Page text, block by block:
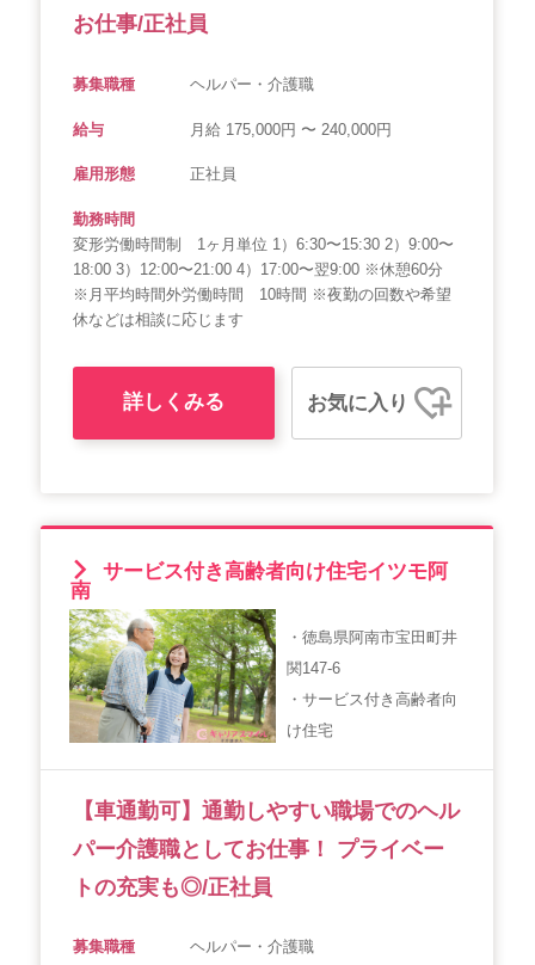
お仕事/正社員
募集職種 ヘルパー・介護職
給与 月給 175,000円 〜 240,000円
雇用形態 正社員
勤務時間
変形労働時間制 1ヶ月単位 1）6:30〜15:30 2）9:00〜
18:00 3）12:00〜21:00 4）17:00〜翌9:00 ※休憩60分
※月平均時間外労働時間 10時間 ※夜勤の回数や希望
休などは相談に応じます
詳しくみる お気に入り
サービス付き高齢者向け住宅イツモ阿
南
・徳島県阿南市宝田町井
関147-6
・サービス付き高齢者向
け住宅
【車通勤可】通勤しやすい職場でのヘル
パー介護職としてお仕事！ プライベー
トの充実も◎/正社員
募集職種 ヘルパー・介護職